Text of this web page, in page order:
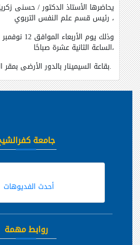
يحاضرها الأستاذ الدكتور / حسنى
رئيس قسم علم النفس التربوي ،
الساعة الثانية عشرة صباحًا،
بقاعة السيمينار بالدور الأرضى بمقر الكلية.
جامعة
أحدث الفديوهات
روابط مهمة